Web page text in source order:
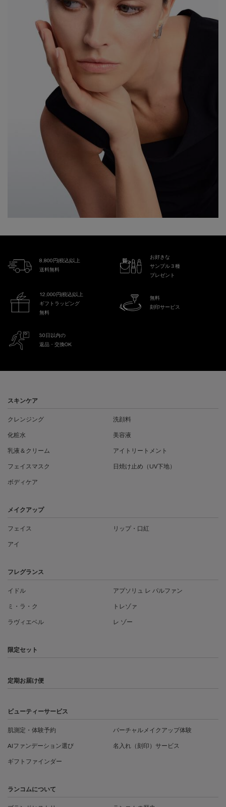
8,800円(税込)以上
送料無料
お好きな
サンプル３種
プレゼント
12,000円(税込)以上
ギフトラッピング
無料
無料
刻印サービス
30日以内の
返品・交換OK
スキンケア
クレンジング 洗顔料
化粧水 美容液
乳液＆クリーム アイトリートメント
フェイスマスク 日焼け止め（UV下地）
ボディケア
メイクアップ
フェイス リップ・口紅
アイ
フレグランス
イドル アプソリュ レ パルファン
ミ・ラ・ク トレゾァ
ラヴィエベル レ ゾー
限定セット
定期お届け便
ビューティーサービス
肌測定・体験予約 バーチャルメイクアップ体験
AIファンデーション選び 名入れ（刻印）サービス
ギフトファインダー
ランコムについて